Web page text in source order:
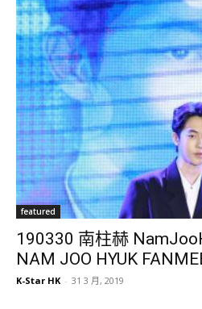
featured
190330 南柱赫
NAM JOO HYUK
K-Star HK - 31 3 月, 2019